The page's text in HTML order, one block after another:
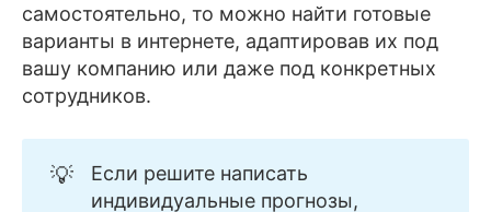
самостоятельно, то можно найти готовые
варианты в интернете, адаптировав их под
вашу компанию или даже под конкретных
сотрудников.
💡
Если решите написать
индивидуальные прогнозы,